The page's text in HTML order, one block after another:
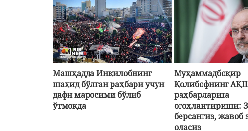
Машҳадда Инқилобнинг
шаҳид бўлган раҳбари учун
дафн маросими бўлиб
ўтмоқда
Муҳаммадбоқир
Қолибофнинг
раҳбарларига
огоҳлантириши:
берсангиз, жавоб
оласиз